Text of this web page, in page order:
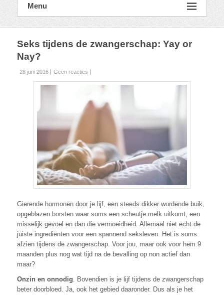
Menu
Seks tijdens de zwangerschap: Yay or
Nay?
28 juni 2016 Geen reacties
Gierende hormonen door je lijf, een steeds dikker wordende buik,
opgeblazen borsten waar soms een scheutje melk uitkomt, een
misselijk gevoel en dan die vermoeidheid. Allemaal niet echt de
juiste ingrediënten voor een spannend seksleven. Het is soms
afzien tijdens de zwangerschap. Voor jou, maar ook voor hem.9
maanden plus nog wat tijd na de bevalling op non actief dan
maar?
Onzin en onnodig. Bovendien is je lijf tijdens de zwangerschap
beter doorbloed. Ja, ook het gebied daaronder. Dus als je het